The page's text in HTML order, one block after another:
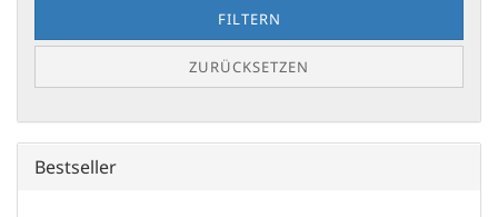
FILTERN
ZURÜCKSETZEN
Bestseller